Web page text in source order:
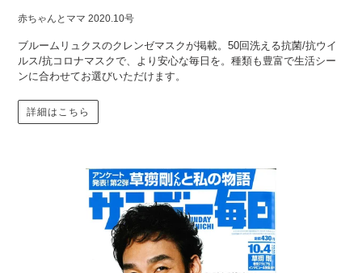
赤ちゃんとママ 2020.10号
ブルームリュクスのクレンゼマスクが掲載。50回洗える抗菌/抗ウイ
ルス/抗コロナマスクで、より安心な毎日を。種類も豊富で生活シー
ンに合わせてお選びいただけます。
詳細はこちら